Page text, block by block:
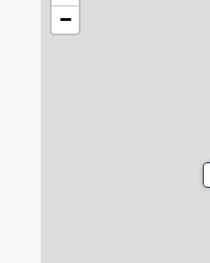
−